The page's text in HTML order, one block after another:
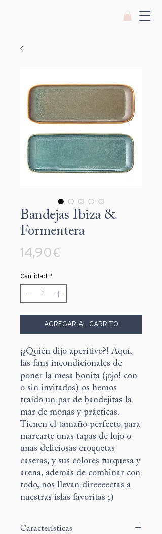
Bandejas Ibiza &
Formentera
14,90 €Precio
Cantidad *
AGREGAR AL CARRITO
¡¿Quién dijo aperitivo?! Aquí,
las fans incondicionales de
poner la mesa bonita (¡ojo! con
o sin invitados) os hemos
traído un par de bandejitas la
mar de monas y prácticas.
Tienen el tamaño perfecto para
marcarte unas tapas de lujo o
unas deliciosas croquetas
caseras; y sus colores turquesa y
arena, además de combinar con
todo, nos llevan direeeectas a
nuestras islas favoritas ;)
Características